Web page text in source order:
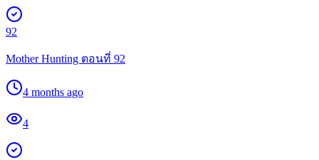
92
Mother Hunting ตอนที่ 92
4 months ago
4